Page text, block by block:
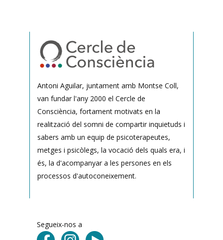
Antoni Aguilar, juntament amb Montse Coll,
van fundar l'any 2000 el Cercle de
Consciència, fortament motivats en la
realització del somni de compartir inquietuds i
sabers amb un equip de psicoterapeutes,
metges i psicòlegs, la vocació dels quals era, i
és, la d'acompanyar a les persones en els
processos d'autoconeixement.
Segueix-nos a